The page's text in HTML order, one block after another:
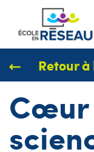
Retour
Cœur